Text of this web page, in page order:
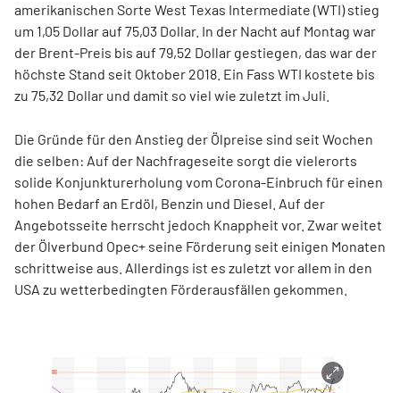
amerikanischen Sorte West Texas Intermediate (WTI) stieg
um 1,05 Dollar auf 75,03 Dollar. In der Nacht auf Montag war
der Brent-Preis bis auf 79,52 Dollar gestiegen, das war der
höchste Stand seit Oktober 2018. Ein Fass WTI kostete bis
zu 75,32 Dollar und damit so viel wie zuletzt im Juli.
Die Gründe für den Anstieg der Ölpreise sind seit Wochen
die selben: Auf der Nachfrageseite sorgt die vielerorts
solide Konjunkturerholung vom Corona-Einbruch für einen
hohen Bedarf an Erdöl, Benzin und Diesel. Auf der
Angebotsseite herrscht jedoch Knappheit vor. Zwar weitet
der Ölverbund Opec+ seine Förderung seit einigen Monaten
schrittweise aus. Allerdings ist es zuletzt vor allem in den
USA zu wetterbedingten Förderausfällen gekommen.